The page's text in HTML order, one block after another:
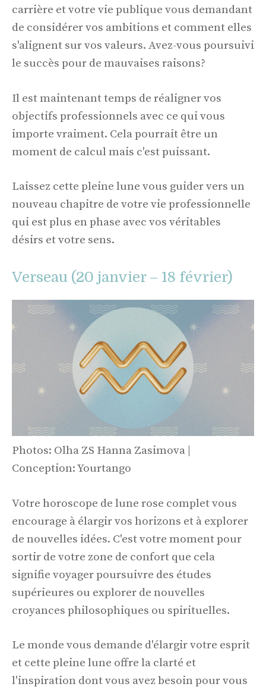
carrière et votre vie publique vous demandant
de considérer vos ambitions et comment elles
s'alignent sur vos valeurs. Avez-vous poursuivi
le succès pour de mauvaises raisons?
Il est maintenant temps de réaligner vos
objectifs professionnels avec ce qui vous
importe vraiment. Cela pourrait être un
moment de calcul mais c'est puissant.
Laissez cette pleine lune vous guider vers un
nouveau chapitre de votre vie professionnelle
qui est plus en phase avec vos véritables
désirs et votre sens.
Verseau (20 janvier – 18 février)
Photos: Olha ZS Hanna Zasimova |
Conception: Yourtango
Votre horoscope de lune rose complet vous
encourage à élargir vos horizons et à explorer
de nouvelles idées. C'est votre moment pour
sortir de votre zone de confort que cela
signifie voyager poursuivre des études
supérieures ou explorer de nouvelles
croyances philosophiques ou spirituelles.
Le monde vous demande d'élargir votre esprit
et cette pleine lune offre la clarté et
l'inspiration dont vous avez besoin pour vous